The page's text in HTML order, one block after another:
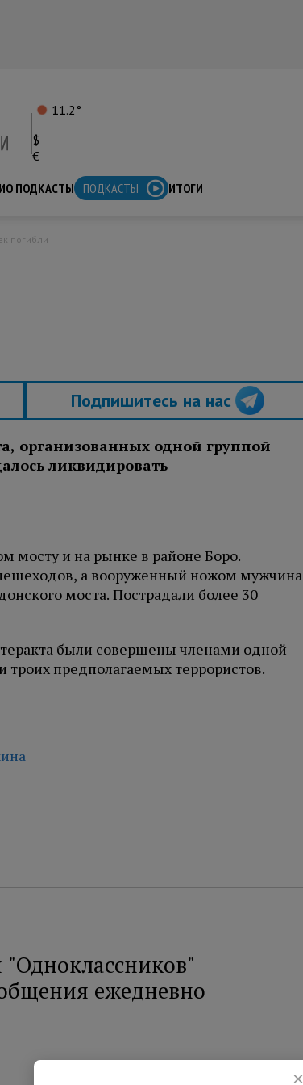
11.2°
$
€
ПОДКАСТЫ ПОДКАСТЫ ИТОГИ
погибли
Подпишитесь на нас
организованных одной группой
ликвидировать
мосту и на рынке в районе Боро.
а вооруженный ножом мужчина
моста. Пострадали более 30
были совершены членами одной
предполагаемых террористов.
"Одноклассников"
ежедневно
×